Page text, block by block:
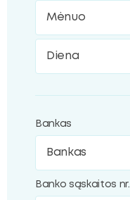
Bankas
Banko sąskaitos nr.